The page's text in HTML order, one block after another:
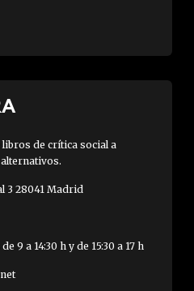
de crítica social a
3 28041 Madrid
9 a 14:30 h y de 15:30 a 17 h